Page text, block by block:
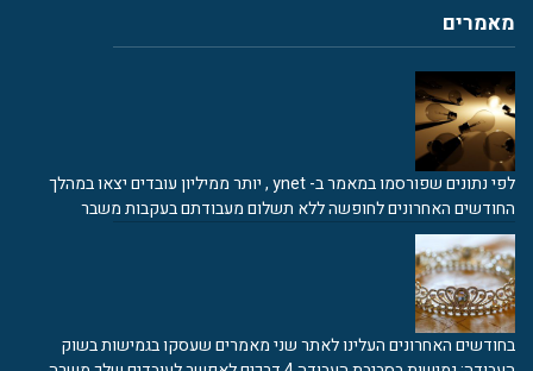
מאמרים
לפי נתונים שפורסמו במאמר ב- ynet , יותר ממיליון עובדים יצאו במהלך
החודשים האחרונים לחופשה ללא תשלום מעבודתם בעקבות משבר
בחודשים האחרונים העלינו לאתר שני מאמרים שעסקו בגמישות בשוק